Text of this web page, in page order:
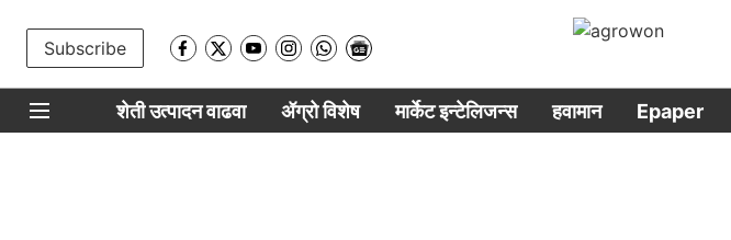
Subscribe
शेती उत्पादन वाढवा ॲग्रो विशेष मार्केट इन्टेलिजन्स हवामान Epaper